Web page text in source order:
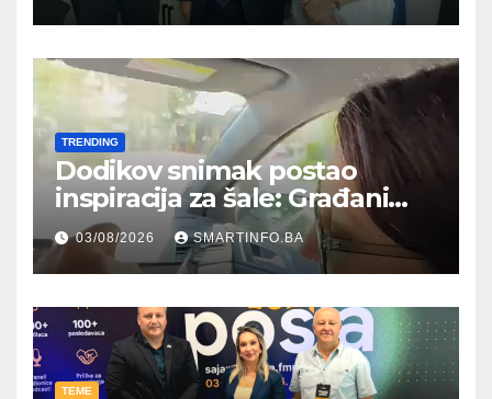
TRENDING
Dodikov snimak postao
inspiracija za šale: Građani
kroz parodiju poslali poruku
03/08/2026 SMARTINFO.BA
TEME